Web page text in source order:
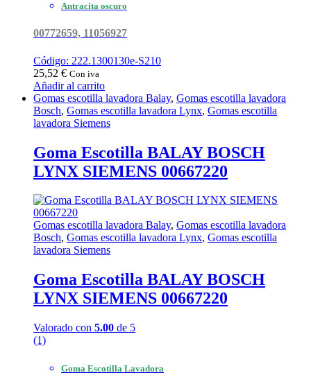
Antracita oscuro
00772659, 11056927
Código: 222.1300130e-S210
25,52 € Con iva
Añadir al carrito
Gomas escotilla lavadora Balay, Gomas escotilla lavadora
Bosch, Gomas escotilla lavadora Lynx, Gomas escotilla
lavadora Siemens
Goma Escotilla BALAY BOSCH
LYNX SIEMENS 00667220
Gomas escotilla lavadora Balay, Gomas escotilla lavadora
Bosch, Gomas escotilla lavadora Lynx, Gomas escotilla
lavadora Siemens
Goma Escotilla BALAY BOSCH
LYNX SIEMENS 00667220
Valorado con 5.00 de 5
(1)
Goma Escotilla Lavadora